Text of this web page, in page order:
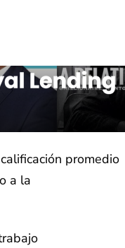
promedio
a la